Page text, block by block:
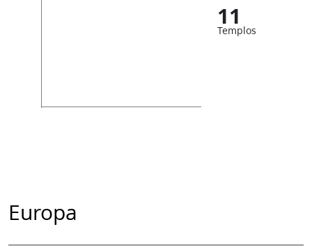
11
Templos
Europa